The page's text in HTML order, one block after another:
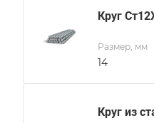
Круг
Размер, мм
14
Круг из